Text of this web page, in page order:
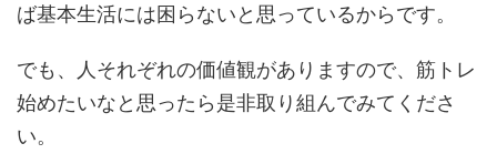
ば基本生活には困らないと思っているからです。
でも、人それぞれの価値観がありますので、筋トレ
始めたいなと思ったら是非取り組んでみてくださ
い。